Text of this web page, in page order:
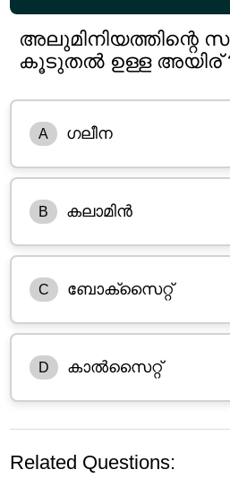
അലുമിനിയത്തിന്റെ
കൂടുതൽ ഉള്ള അയിര്
A ഗലീന
B കലാമിൻ
C ബോക്സൈറ്റ്
D കാൽസൈറ്റ്
Related Questions: